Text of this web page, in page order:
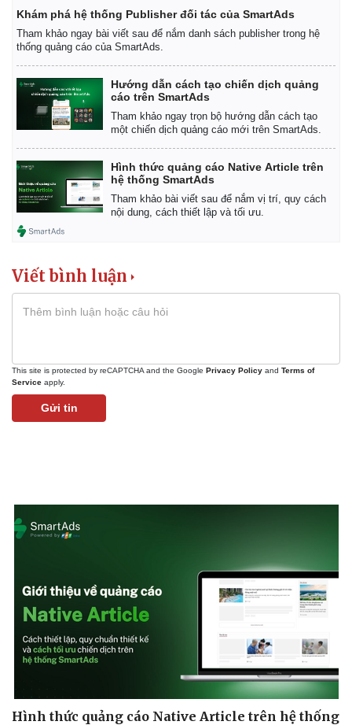
Thế giới
Quan sát
Cuộc sống đó đây
Hồ sơ
Multimedia
Ảnh
E-Magazine
Infographic
Khám phá hệ thống Publisher đối tác của SmartAds
Tham khảo ngay bài viết sau để nắm danh sách publisher trong hệ
thống quảng cáo của SmartAds.
Hướng dẫn cách tạo chiến dịch quảng
cáo trên SmartAds
Tham khảo ngay trọn bộ hướng dẫn cách tạo
một chiến dịch quảng cáo mới trên SmartAds.
Hình thức quảng cáo Native Article trên
hệ thống SmartAds
Tham khảo bài viết sau để nắm vị trí, quy cách
nội dung, cách thiết lập và tối ưu.
Viết bình luận
This site is protected by reCAPTCHA and the Google Privacy Policy and Terms of
Service apply.
Gửi tin
Hình thức quảng cáo Native Article trên hệ thống